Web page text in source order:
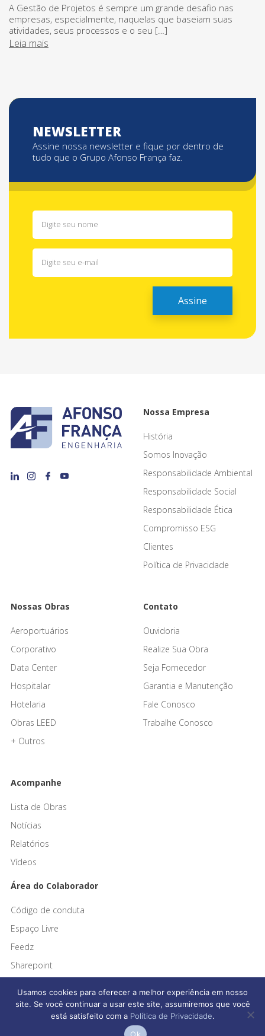
A Gestão de Projetos é sempre um grande desafio nas
empresas, especialmente, naquelas que baseiam suas
atividades, seus processos e o seu […]
Leia mais
NEWSLETTER
Assine nossa newsletter e fique por dentro de
tudo que o Grupo Afonso França faz.
Nossa Empresa
História
Somos Inovação
Responsabilidade Ambiental
Responsabilidade Social
Responsabilidade Ética
Compromisso ESG
Clientes
Política de Privacidade
Nossas Obras
Aeroportuários
Corporativo
Data Center
Hospitalar
Hotelaria
Obras LEED
+ Outros
Contato
Ouvidoria
Realize Sua Obra
Seja Fornecedor
Garantia e Manutenção
Fale Conosco
Trabalhe Conosco
Acompanhe
Lista de Obras
Notícias
Relatórios
Vídeos
Área do Colaborador
Código de conduta
Espaço Livre
Feedz
Sharepoint
Afonso França Engenharia © 2026 Todos os direitos reservados
Usamos cookies para oferecer a melhor experiência em nosso
site. Se você continuar a usar este site, assumiremos que você
está satisfeito com a Política de Privacidade.
Ok